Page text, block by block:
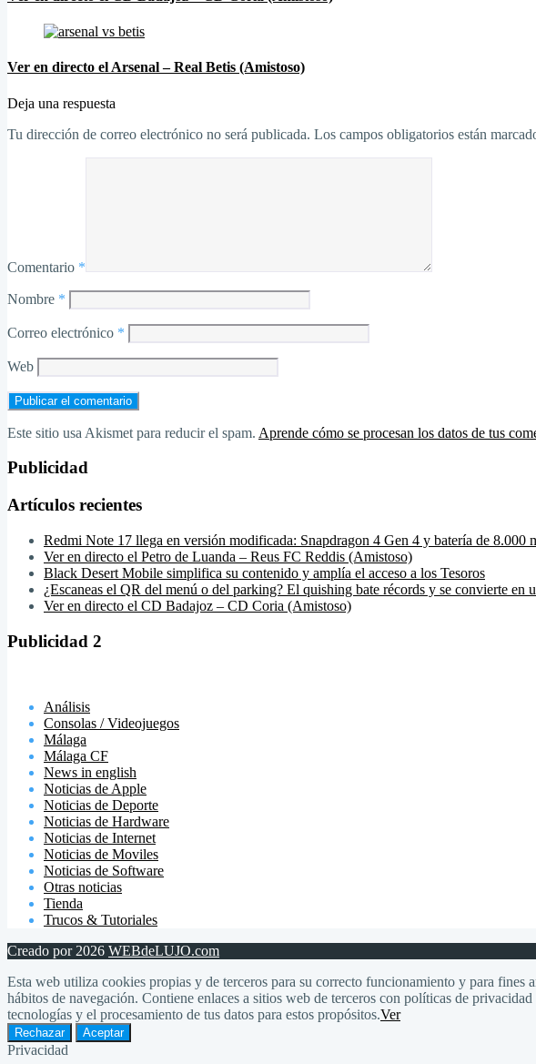
Ver en directo el Arsenal – Real Betis (Amistoso)
Deja una respuesta
Tu dirección de correo electrónico no será publicada. Los campos obligatorios están
Comentario *
Nombre *
Correo electrónico *
Web
Este sitio usa Akismet para reducir el spam. Aprende cómo se procesan los datos de tus
Publicidad
Artículos recientes
Redmi Note 17 llega en versión modificada: Snapdragon 4 Gen 4 y batería de 8.000
Ver en directo el Petro de Luanda – Reus FC Reddis (Amistoso)
Black Desert Mobile simplifica su contenido y amplía el acceso a los Tesoros
¿Escaneas el QR del menú o del parking? El quishing bate récords y se convierte en
Ver en directo el CD Badajoz – CD Coria (Amistoso)
Publicidad 2
Análisis
Consolas / Videojuegos
Málaga
Málaga CF
News in english
Noticias de Apple
Noticias de Deporte
Noticias de Hardware
Noticias de Internet
Noticias de Moviles
Noticias de Software
Otras noticias
Tienda
Trucos & Tutoriales
Creado por 2026 WEBdeLUJO.com
Esta web utiliza cookies propias y de terceros para su correcto funcionamiento y para
hábitos de navegación. Contiene enlaces a sitios web de terceros con políticas de
tecnologías y el procesamiento de tus datos para estos propósitos.Ver
Rechazar Aceptar
Privacidad